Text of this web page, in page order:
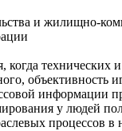
и жилищно-
технических
объективность
информации
у людей
процессов в